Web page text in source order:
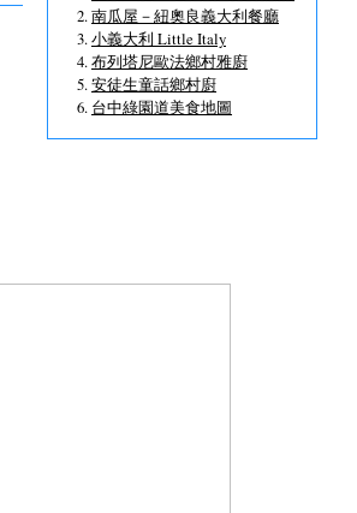
南瓜屋－紐奧良義大利餐廳
小義大利 Little Italy
布列塔尼歐法鄉村雅廚
安徒生童話鄉村廚
台中綠園道美食地圖